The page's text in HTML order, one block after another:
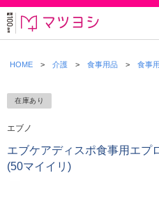
HOME 介護 食事用品 食事
在庫あり
エブノ
エブケアディスポ食事用エプ
(50マイイリ)